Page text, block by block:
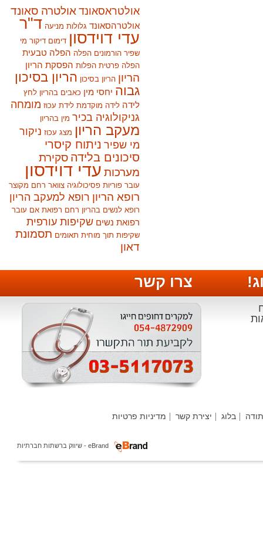
אולטראסאונד אולטרה סאונד
אולטרהסאונד גלולות מניעה ד"ר
עדי דוידסון דימום דיקור מי
שפיר הורמונים הפלה הפלה טבעית
הפלה פרטית הפלות הפסקת הריון
הריון הריון בסיכון הריון בסיכון
גבוה יחסי מין כאבים בהריון לחץ
לידה לידה מוקדמת לידת עכוז מומחה
גניקולוגיה בכיר מין בהריון
מעקב הריון מצג עכוז ניקור
מי שפיר ניתוח קיסרי
סיכונים בלידהסקירת
מערכותעדי דוידסון
עובר פוריות פסיכולוגיה צוואר רחם מקוצר
רופא הריון רופא למעקב הריון
רופא לנשים בהריון רחם רפואת אם עובר
רפואת נשים שקיפות עורפית
שקיפות תוך מוחית תאומים תסמונת
דאון
צרו קשר
בלוג יצירת קשר מדיניות פרטיות
eBrand - שיווק ברשתות חברתיות